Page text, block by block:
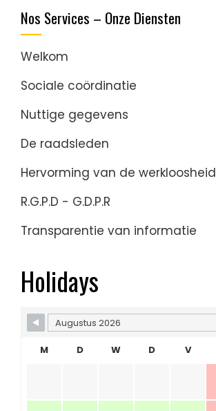
Nos Services – Onze Diensten
Welkom
Sociale coördinatie
Nuttige gegevens
De raadsleden
Hervorming van de werkloosheid
R.G.P.D - G.D.P.R
Transparentie van informatie
Holidays
M D W D V